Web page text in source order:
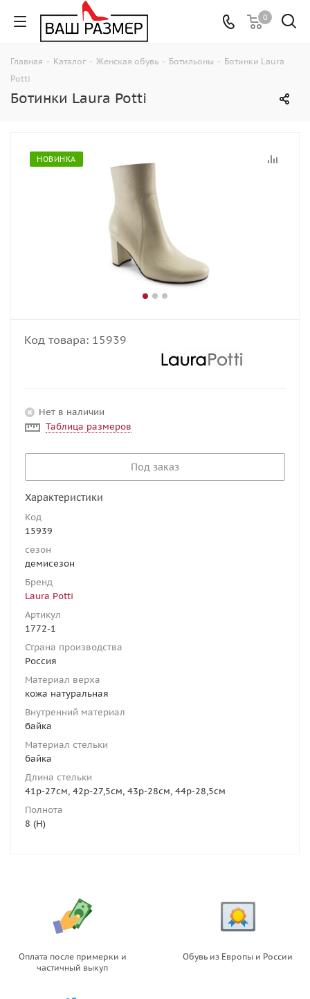
0
Главная - Каталог - Женская обувь - Ботильоны - Ботинки Laura
Potti
Ботинки Laura Potti
НОВИНКА
Код товара: 15939
Нет в наличии
Таблица размеров
Под заказ
Характеристики
Код
15939
сезон
демисезон
Бренд
Laura Potti
Артикул
1772-1
Страна производства
Россия
Материал верха
кожа натуральная
Внутренний материал
байка
Материал стельки
байка
Длина стельки
41р-27см, 42р-27,5см, 43р-28см, 44р-28,5см
Полнота
8 (H)
Оплата после примерки и
частичный выкуп
Обувь из Европы и России